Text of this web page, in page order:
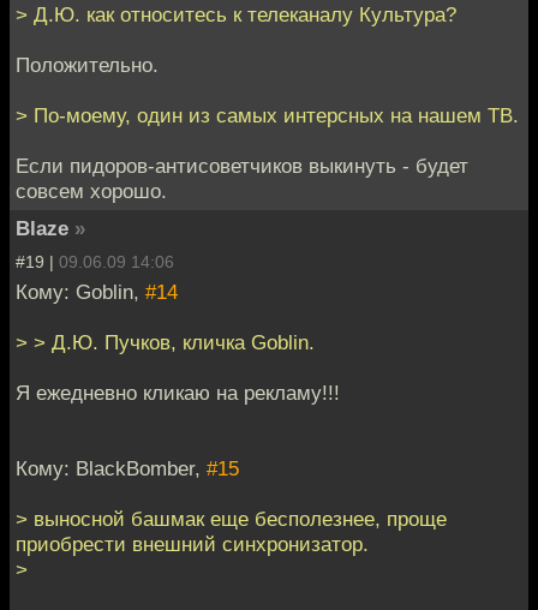
> Д.Ю. как относитесь к телеканалу Культура?
Положительно.
> По-моему, один из самых интерсных на нашем ТВ.
Если пидоров-антисоветчиков выкинуть - будет
совсем хорошо.
Blaze »
#19 | 09.06.09 14:06
Кому: Goblin, #14
> > Д.Ю. Пучков, кличка Goblin.
Я ежедневно кликаю на рекламу!!!
Кому: BlackBomber, #15
> выносной башмак еще бесполезнее, проще
приобрести внешний синхронизатор.
>